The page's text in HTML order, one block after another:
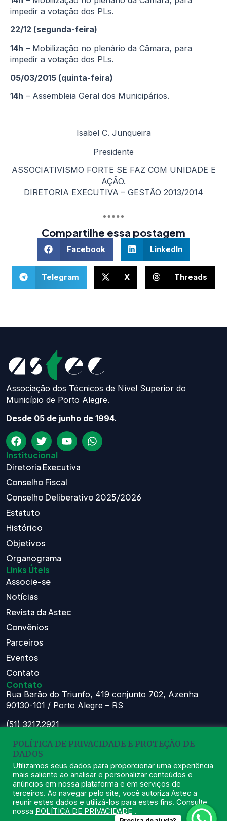
impedir a votação dos PLs.
22/12 (segunda-feira)
14h – Mobilização no plenário da Câmara, para
impedir a votação dos PLs.
05/03/2015 (quinta-feira)
14h – Assembleia Geral dos Municipários.
Isabel C. Junqueira
Presidente
ASSOCIATIVISMO FORTE SE FAZ COM UNIDADE E
AÇÃO.
DIRETORIA EXECUTIVA – GESTÃO 2013/2014
Compartilhe essa postagem
Facebook LinkedIn
Telegram X Threads
Associação dos Técnicos de Nível Superior do
Município de Porto Alegre.
Desde 05 de junho de 1994.
Institucional
Diretoria Executiva
Conselho Fiscal
Conselho Deliberativo 2025/2026
Estatuto
Histórico
Objetivos
Organograma
Links Úteis
Associe-se
Notícias
Revista da Astec
Convênios
Parceiros
Eventos
Contato
Contato
Rua Barão do Triunfo, 419 conjunto 702, Azenha
90130-101 / Porto Alegre – RS
(51) 3217.2921
Atendimento:
Seg à Sex das 8h – 11:30h e 13h – 16:30h
astec@astecpmpa.com.br
POLÍTICA DE PRIVACIDADE E PROTEÇÃO DE
DADOS
Utilizamos seus dados para proporcionar uma experiência
mais saliente ao analisar e personalizar conteúdos e
anúncios em nossa plataforma e em serviços de
terceiros. Ao navegar pelo site, você autoriza Astec a
reunir estes dados e utilizá-los para estes fins. Consulte
nossa POLÍTICA DE PRIVACIDADE .